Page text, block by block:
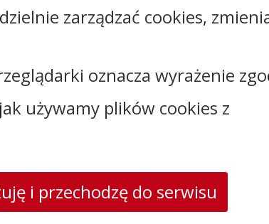
zarządzać cookies,
oznacza wyrażenie
używamy plików cookies z
i przechodzę do serwisu